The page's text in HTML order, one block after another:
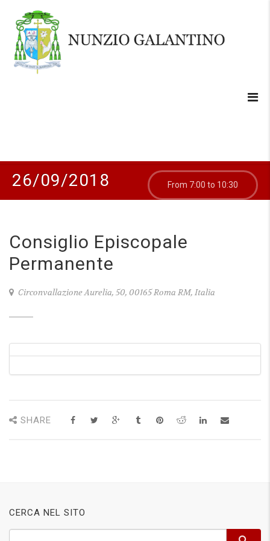
26/09/2018 From 7:00 to 10:30
Consiglio Episcopale
Permanente
Circonvallazione Aurelia, 50, 00165 Roma RM, Italia
SHARE
CERCA NEL SITO